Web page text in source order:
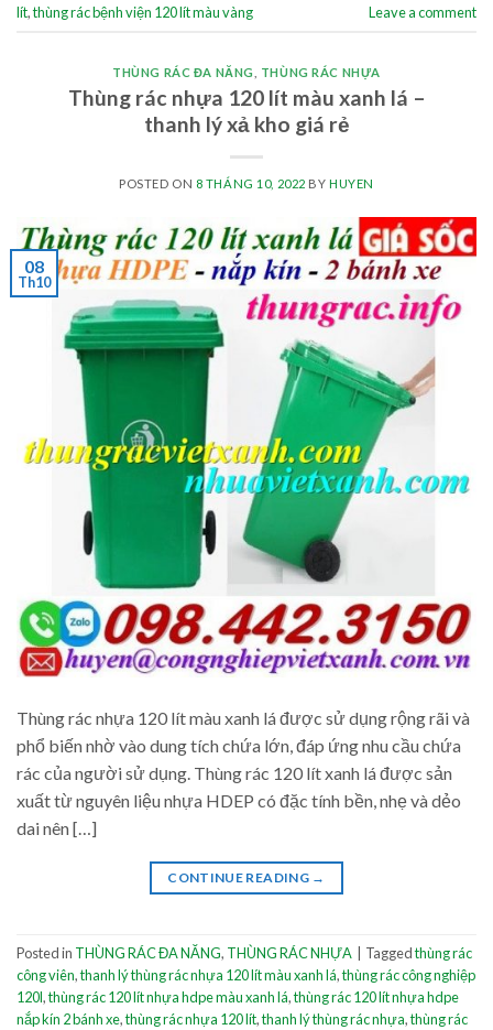
lít,thùng rác bệnh viện 120 lít màu vàng Leave a comment
THÙNG RÁC ĐA NĂNG THÙNG RÁC NHỰA
Thùng rác nhựa 120 lít màu xanh lá –
thanh lý xả kho giá rẻ
POSTED ON 8 THÁNG 10, 2022 BY HUYEN
08
Th10
Thùng rác nhựa 120 lít màu xanh lá được sử dụng rộng rãi và
phổ biến nhờ vào dung tích chứa lớn, đáp ứng nhu cầu chứa
rác của người sử dụng. Thùng rác 120 lít xanh lá được sản
xuất từ nguyên liệu nhựa HDEP có đặc tính bền, nhẹ và dẻo
dai nên […]
CONTINUE READING →
Posted in THÙNG RÁC ĐA NĂNG, THÙNG RÁC NHỰA Taggedthùng rác
công viên,thanh lý thùng rác nhựa 120 lít màu xanh lá,thùng rác công nghiệp
120l,thùng rác 120 lít nhựa hdpe màu xanh lá,thùng rác 120 lít nhựa hdpe
nắp kín 2 bánh xe,thùng rác nhựa 120 lít,thanh lý thùng rác nhựa,thùng rác